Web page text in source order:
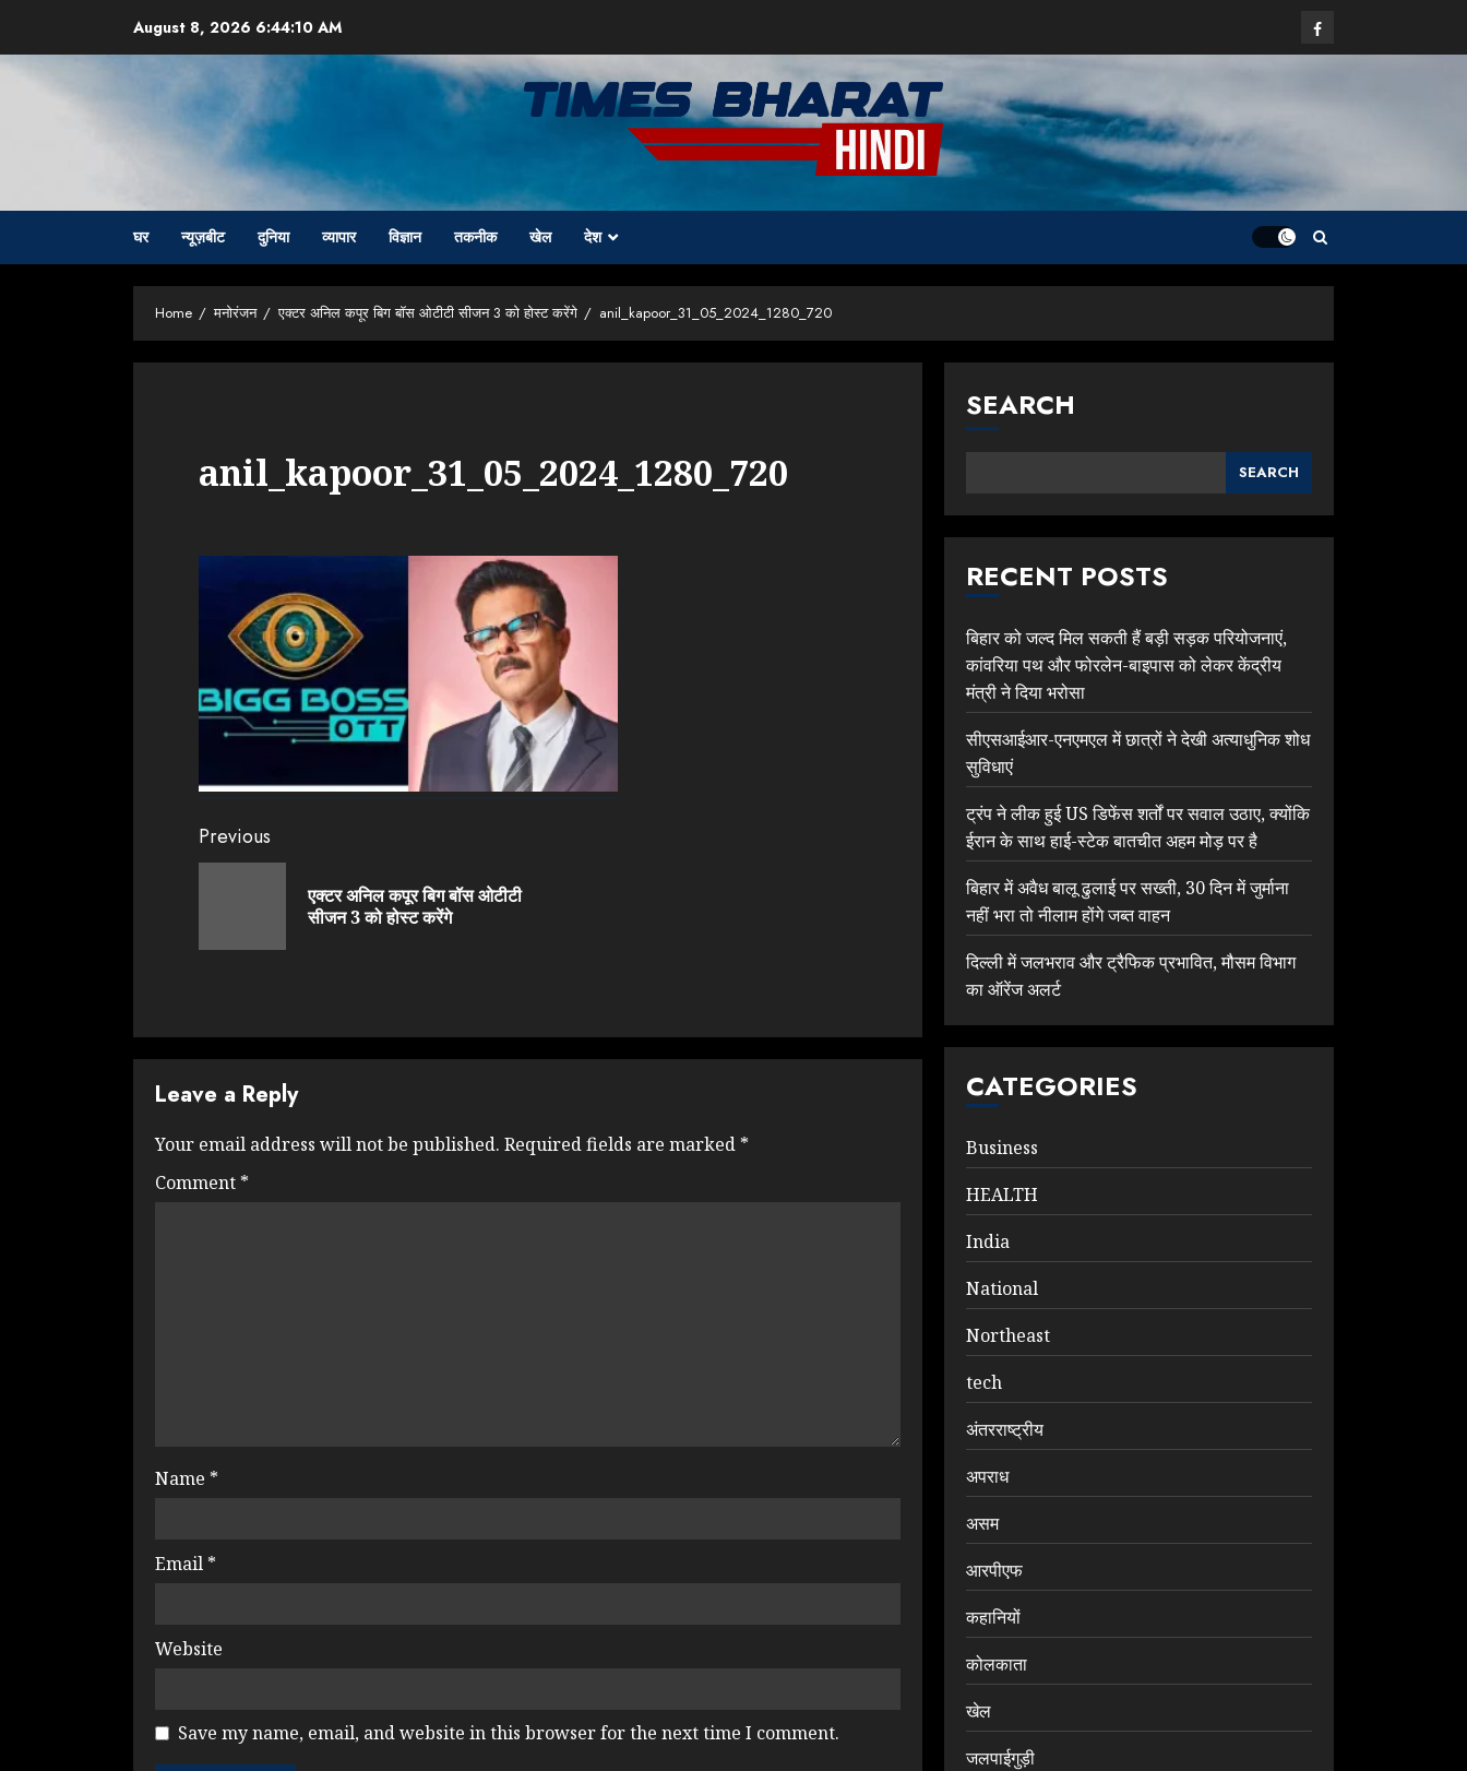
content
August 8, 2026 6:44:11 AM Facebook
घर न्यूज़बीट दुनिया व्यापार विज्ञान तकनीक खेल देश
Home मनोरंजन एक्टर अनिल कपूर बिग बॉस ओटीटी सीजन 3 को होस्ट करेंगे anil_kapoor_31_05_2024_1280_720
anil_kapoor_31_05_2024_1280_720
Continue
Reading
Previous
एक्टर अनिल कपूर बिग बॉस ओटीटी
सीजन 3 को होस्ट करेंगे
Leave a Reply
Your email address will not be published. Required fields are marked *
Comment *
Name *
Email *
Website
Save my name, email, and website in this browser for the next time I comment.
SEARCH
SEARCH
RECENT POSTS
बिहार को जल्द मिल सकती हैं बड़ी सड़क परियोजनाएं,
कांवरिया पथ और फोरलेन-बाइपास को लेकर केंद्रीय
मंत्री ने दिया भरोसा
सीएसआईआर-एनएमएल में छात्रों ने देखी अत्याधुनिक शोध
सुविधाएं
ट्रंप ने लीक हुई US डिफेंस शर्तों पर सवाल उठाए, क्योंकि
ईरान के साथ हाई-स्टेक बातचीत अहम मोड़ पर है
बिहार में अवैध बालू ढुलाई पर सख्ती, 30 दिन में जुर्माना
नहीं भरा तो नीलाम होंगे जब्त वाहन
दिल्ली में जलभराव और ट्रैफिक प्रभावित, मौसम विभाग
का ऑरेंज अलर्ट
CATEGORIES
Business
HEALTH
India
National
Northeast
tech
अंतरराष्ट्रीय
अपराध
असम
आरपीएफ
कहानियों
कोलकाता
खेल
जलपाईगुड़ी